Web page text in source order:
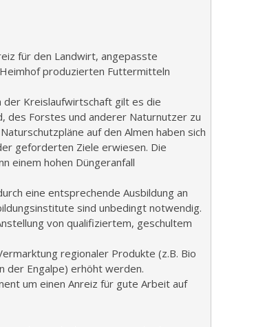
für den Landwirt, angepasste
produzierten Futtermitteln
der Kreislaufwirtschaft gilt es die
des Forstes und anderer Naturnutzer zu
auf den Almen haben sich
geforderten Ziele erwiesen. Die
einem hohen Düngeranfall
eine entsprechende Ausbildung an
sind unbedingt notwendig.
von qualifiziertem, geschultem
regionaler Produkte (z.B. Bio
der Engalpe) erhöht werden.
um einen Anreiz für gute Arbeit auf